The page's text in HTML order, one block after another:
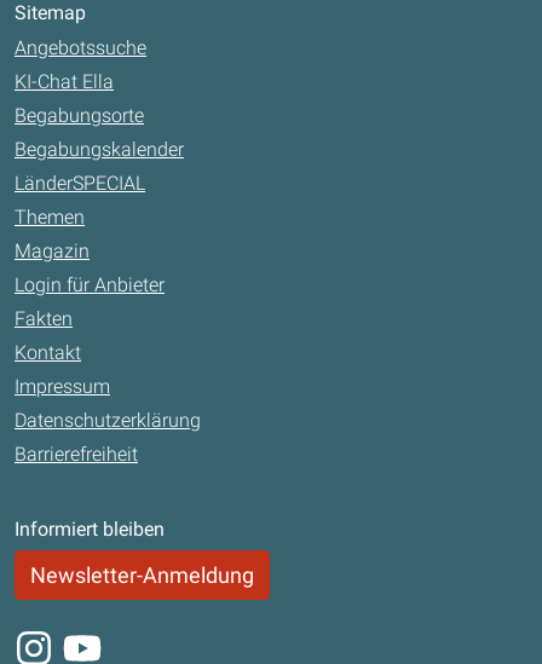
Sitemap
Angebotssuche
KI-Chat Ella
Begabungsorte
Begabungskalender
LänderSPECIAL
Themen
Magazin
Login für Anbieter
Fakten
Kontakt
Impressum
Datenschutzerklärung
Barrierefreiheit
Informiert bleiben
Newsletter-Anmeldung
Instagram
Youtube